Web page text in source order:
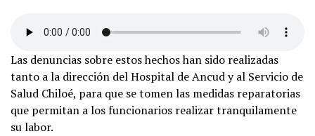
Las denuncias sobre estos hechos han sido realizadas
tanto a la dirección del Hospital de Ancud y al Servicio de
Salud Chiloé, para que se tomen las medidas reparatorias
que permitan a los funcionarios realizar tranquilamente
su labor.